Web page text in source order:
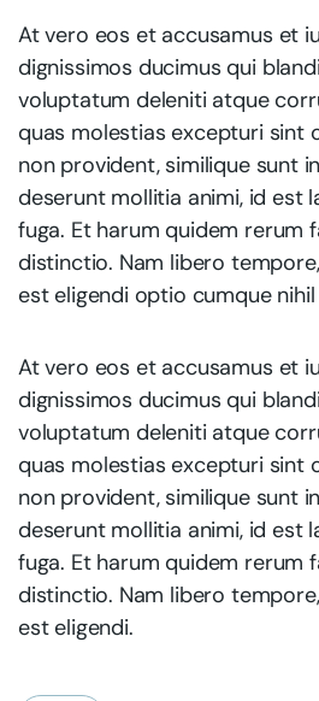
At vero eos et accusamus et
dignissimos ducimus qui
voluptatum deleniti atque
quas molestias excepturi sint
non provident, similique sunt
deserunt mollitia animi, id est
fuga. Et harum quidem rerum
distinctio. Nam libero
est eligendi optio cumque
At vero eos et accusamus et
dignissimos ducimus qui
voluptatum deleniti atque
quas molestias excepturi sint
non provident, similique sunt
deserunt mollitia animi, id est
fuga. Et harum quidem rerum
distinctio. Nam libero
est eligendi.